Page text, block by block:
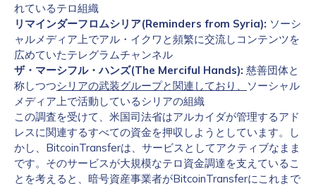
れているテロ組織
リマインダーフロムシリア(Reminders from Syria): ソーシ
ャルメディア上でアル・イクワと頻繁に交流しコンテンツを
広めていたテレグラムチャンネル
ザ・マーシフル・ハンズ(The Merciful Hands): 慈善団体と
称しつつシリアの武装グループと関連しており、
ソーシャル
メディア上で活動しているシリアの組織
この調査を受けて、米国司法省はアルカイダが管理するアド
レスに関連するすべての資金を押収しようとしています。し
かし、BitcoinTransferは、サービスとしてアクティブなまま
です。そのサービスが大規模なテロ資金調達を支えているこ
とを考えると、暗号資産事業者がBitcoinTransferにこれまで